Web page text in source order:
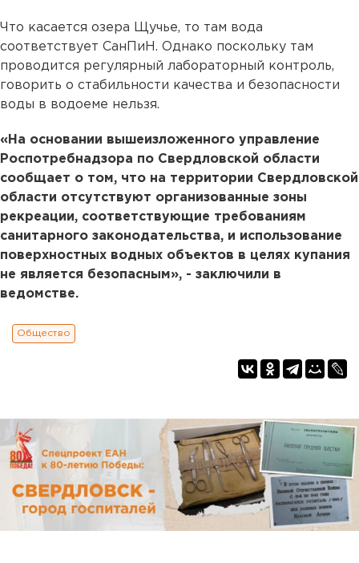
Что касается озера Щучье, то там вода
соответствует СанПиН. Однако поскольку там
проводится регулярный лабораторный контроль,
говорить о стабильности качества и безопасности
воды в водоеме нельзя.
«На основании вышеизложенного управление
Роспотребнадзора по Свердловской области
сообщает о том, что на территории Свердловской
области отсутствуют организованные зоны
рекреации, соответствующие требованиям
санитарного законодательства, и использование
поверхностных водных объектов в целях купания
не является безопасным», - заключили в
ведомстве.
Общество